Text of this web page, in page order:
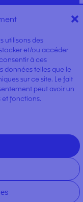
utilisons des
et/ou accéder
à ces
données telles que le
sur ce site. Le fait
peut avoir un
et fonctions.